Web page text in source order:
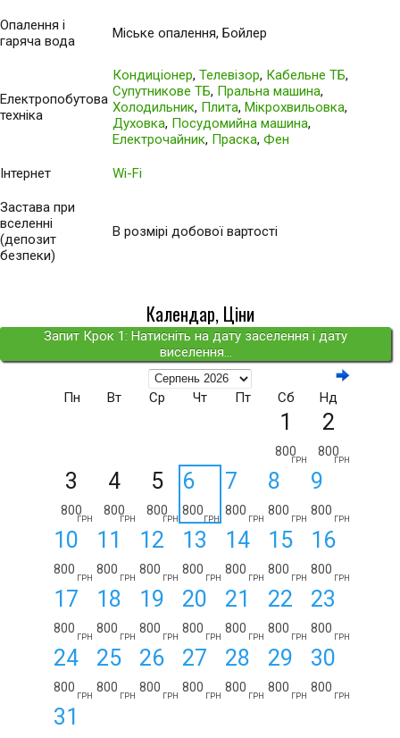
Опалення і
гаряча вода
Міське опалення, Бойлер
Електропобутова
техніка
Кондиціонер, Телевізор, Кабельне ТБ,
Супутникове ТБ, Пральна машина,
Холодильник, Плита, Мікрохвильовка,
Духовка, Посудомийна машина,
Електрочайник, Праска, Фен
Інтернет Wi-Fi
Застава при
вселенні
(депозит
безпеки)
В розмірі добової вартості
Календар, Ціни
Запит Крок 1: Натисніть на дату заселення і дату
виселення...
Пн Вт Ср Чт Пт Сб Нд
1
800
ГРН
2
800
ГРН
3
800
ГРН
4
800
ГРН
5
800
ГРН
6
800
ГРН
7
800
ГРН
8
800
ГРН
9
800
ГРН
10
800
ГРН
11
800
ГРН
12
800
ГРН
13
800
ГРН
14
800
ГРН
15
800
ГРН
16
800
ГРН
17
800
ГРН
18
800
ГРН
19
800
ГРН
20
800
ГРН
21
800
ГРН
22
800
ГРН
23
800
ГРН
24
800
ГРН
25
800
ГРН
26
800
ГРН
27
800
ГРН
28
800
ГРН
29
800
ГРН
30
800
ГРН
31